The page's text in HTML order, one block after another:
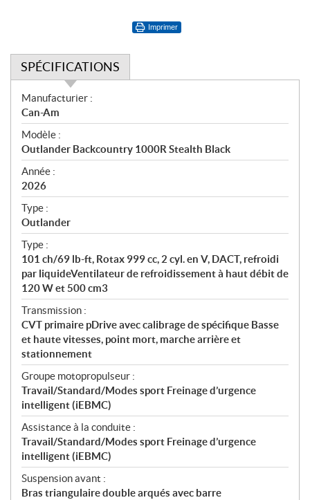
Imprimer
SPÉCIFICATIONS
S
p
é
c
i
f
i
c
a
t
i
o
n
s
Manufacturier :
Can-Am
Modèle :
Outlander Backcountry 1000R Stealth Black
Année :
2026
Type :
Outlander
Type :
101 ch/69 lb-ft, Rotax 999 cc, 2 cyl. en V, DACT, refroidi
par liquideVentilateur de refroidissement à haut débit de
120 W et 500 cm3
Transmission :
CVT primaire pDrive avec calibrage de spécifique Basse
et haute vitesses, point mort, marche arrière et
stationnement
Groupe motopropulseur :
Travail/Standard/Modes sport Freinage d’urgence
intelligent (iEBMC)
Assistance à la conduite :
Travail/Standard/Modes sport Freinage d’urgence
intelligent (iEBMC)
Suspension avant :
Bras triangulaire double arqués avec barre